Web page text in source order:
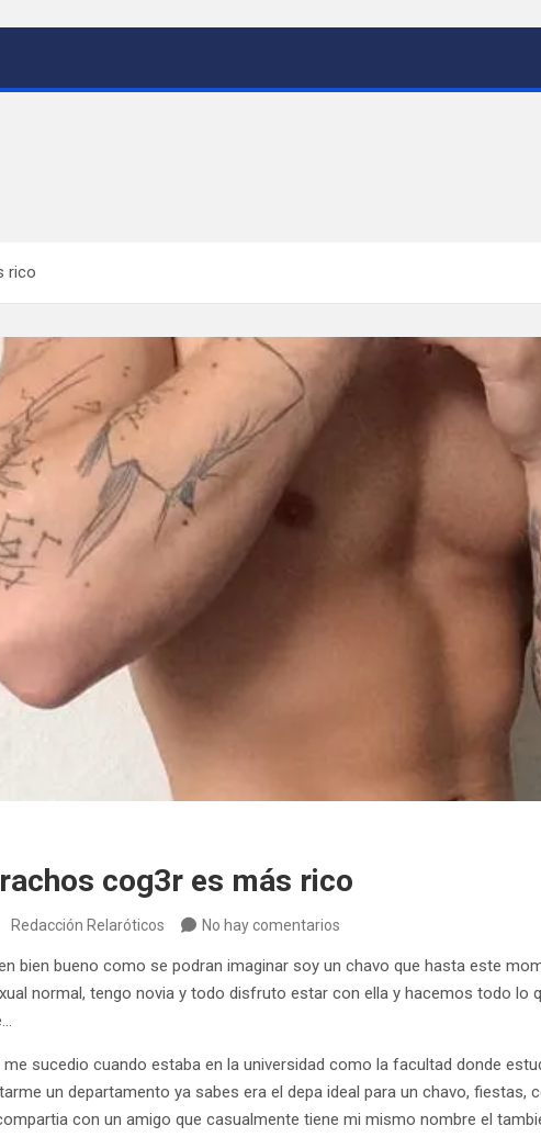
rico
cog3r es más rico
Redacción Relaróticos No hay comentarios
bien bueno como se podran imaginar soy un chavo que hasta este
normal, tengo novia y todo disfruto estar con ella y hacemos todo lo
sucedio cuando estaba en la universidad como la facultad donde
un departamento ya sabes era el depa ideal para un chavo, fiestas,
con un amigo que casualmente tiene mi mismo nombre el